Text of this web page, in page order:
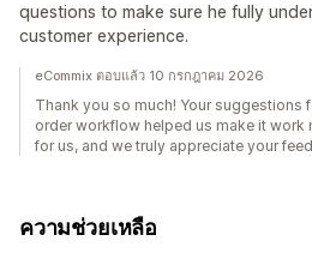
questions to make sure he fully
customer experience.
eCommix ตอบแล้ว 10 กรกฎาคม 2026
Thank you so much! Your suggestions
order workflow helped us make it work
for us, and we truly appreciate your
ความช่วยเหลือ